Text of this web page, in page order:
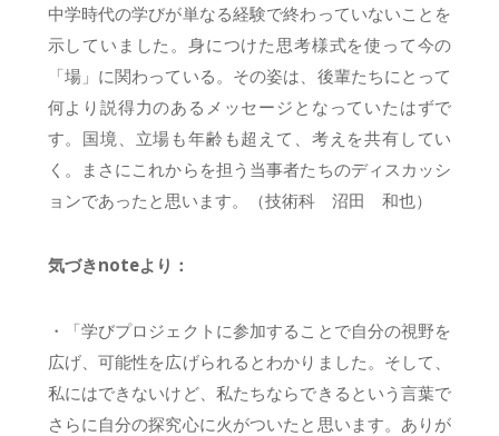
中学時代の学びが単なる経験で終わっていないことを
示していました。身につけた思考様式を使って今の
「場」に関わっている。その姿は、後輩たちにとって
何より説得力のあるメッセージとなっていたはずで
す。国境、立場も年齢も超えて、考えを共有してい
く。まさにこれからを担う当事者たちのディスカッシ
ョンであったと思います。（技術科 沼田 和也）
気づきnoteより：
・「学びプロジェクトに参加することで自分の視野を
広げ、可能性を広げられるとわかりました。そして、
私にはできないけど、私たちならできるという言葉で
さらに自分の探究心に火がついたと思います。ありが